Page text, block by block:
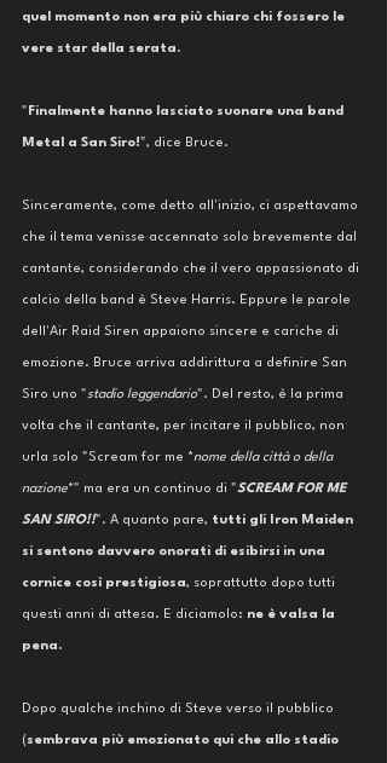
quel momento non era più chiaro chi fossero le
vere star della serata.
" Finalmente hanno lasciato suonare una band
Metal a San Siro!", dice Bruce.
Sinceramente, come detto all'inizio, ci aspettavamo
che il tema venisse accennato solo brevemente dal
cantante, considerando che il vero appassionato di
calcio della band è Steve Harris. Eppure le parole
dell'Air Raid Siren appaiono sincere e cariche di
emozione. Bruce arriva addirittura a definire San
Siro uno "stadio leggendario". Del resto, è la prima
volta che il cantante, per incitare il pubblico, non
urla solo "Scream for me *nome della città o della
nazione*" ma era un continuo di "SCREAM FOR ME
SAN SIRO!!". A quanto pare, tutti gli Iron Maiden
si sentono davvero onorati di esibirsi in una
cornice così prestigiosa, soprattutto dopo tutti
questi anni di attesa. E diciamolo: ne è valsa la
pena.
Dopo qualche inchino di Steve verso il pubblico
(sembrava più emozionato qui che allo stadio